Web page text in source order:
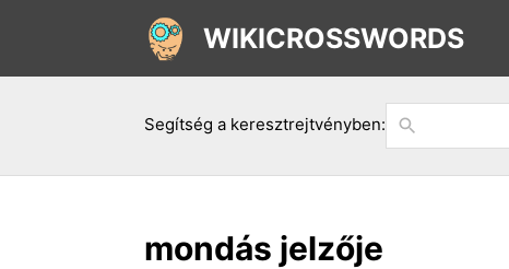
WIKICROSSWORDS
Segítség a keresztrejtvényben:
mondás jelzője